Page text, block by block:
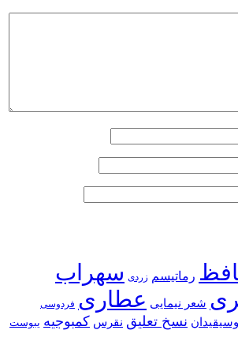
رماتیسم زردی سهراب
شعر نیمایی عطاری فردوسی
نسخ تعلیق نقرس کمبوجیه یبوست